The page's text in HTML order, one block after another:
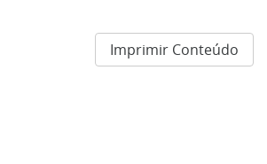
Imprimir Conteúdo